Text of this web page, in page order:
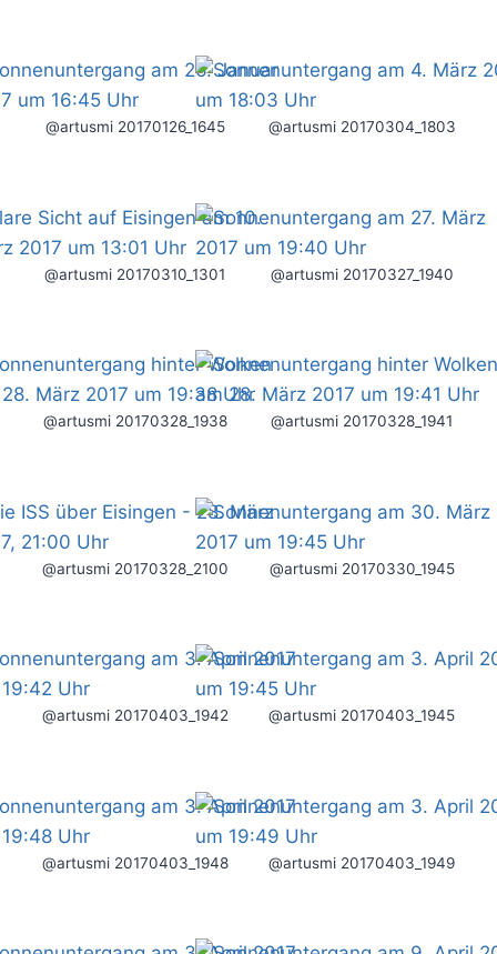
@artusmi 20170126_1645 @artusmi 20170304_1803
@artusmi 20170310_1301 @artusmi 20170327_1940
@artusmi 20170328_1938 @artusmi 20170328_1941
@artusmi 20170328_2100 @artusmi 20170330_1945
@artusmi 20170403_1942 @artusmi 20170403_1945
@artusmi 20170403_1948 @artusmi 20170403_1949